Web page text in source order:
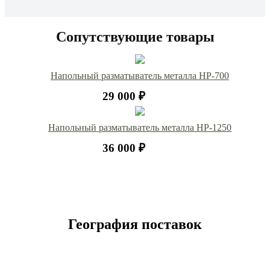
Сопутствующие товары
Напольный разматыватель металла HP-700
29 000 ₽
Напольный разматыватель металла НР-1250
36 000 ₽
География поставок